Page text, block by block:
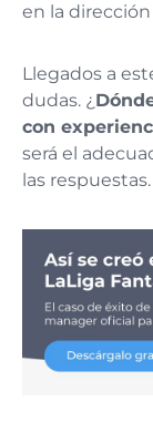
en la
Llegados a
dudas. ¿
con
será el
las respuestas.